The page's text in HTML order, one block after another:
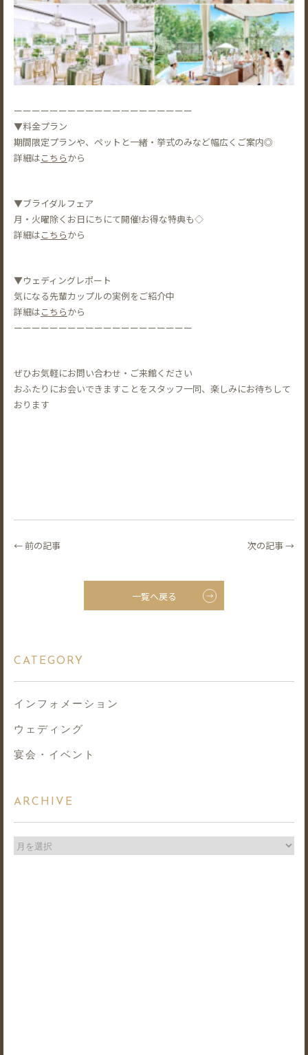
ーーーーーーーーーーーーーーーーーーーー
▼料金プラン
期間限定プランや、ペットと一緒・挙式のみなど幅広くご案内◎
詳細はこちらから
▼ブライダルフェア
月・火曜除くお日にちにて開催!お得な特典も◇
詳細はこちらから
▼ウェディングレポート
気になる先輩カップルの実例をご紹介中
詳細はこちらから
ーーーーーーーーーーーーーーーーーーーー
ぜひお気軽にお問い合わせ・ご来館ください
おふたりにお会いできますことをスタッフ一同、楽しみにお待ちして
おります
← 前の記事 次の記事 →
一覧へ戻る
CATEGORY
インフォメーション
ウェディング
宴会・イベント
ARCHIVE